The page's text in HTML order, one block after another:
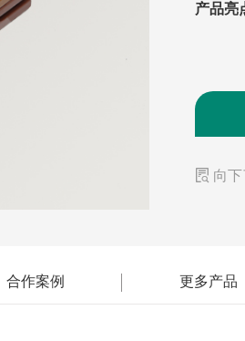
产品亮
 向
合作案例 更多产品